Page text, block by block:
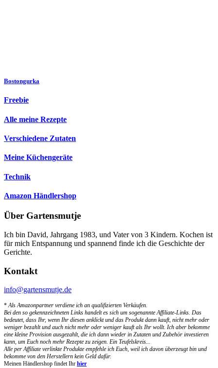
Bostongurka
Freebie
Alle meine Rezepte
Verschiedene Zutaten
Meine Küchengeräte
Technik
Amazon Händlershop
Über Gartensmutje
Ich bin David, Jahrgang 1983, und Vater von 3 Kindern. Kochen ist
für mich Entspannung und spannend finde ich die Geschichte der
Gerichte.
Kontakt
info@gartensmutje.de
*Als Amazonpartner verdiene ich an qualifizierten Verkäufen.
Bei den so gekennzeichneten Links handelt es sich um sogenannte Affiliate-Links. Das
bedeutet, dass Ihr, wenn Ihr diesen anklickt und das Produkt dann kauft, nicht mehr oder
weniger bezahlt und auch nicht mehr oder weniger kauft als Ihr wollt. Ich aber bekomme
eine kleine Provision ausgezahlt, die ich dann wieder in Zutaten und Zubehör investieren
kann, um Euch noch mehr Rezepte zu zeigen. Ein Teufelskreis...
Alle per Affiliate verlinkte Produkte empfehle ich Euch, weil ich davon überzeugt bin und
bekomme von den Herstellern kein Geld dafür.
Meinen Händlershop findet Ihr hier